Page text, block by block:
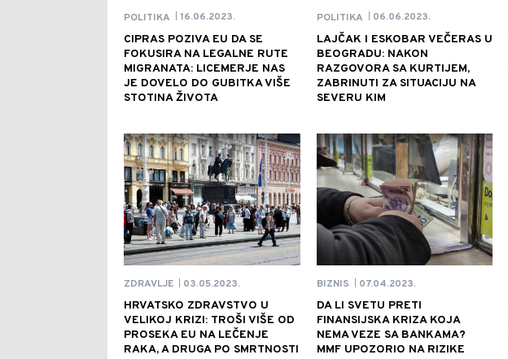
POLITIKA 16.06.2023.
CIPRAS POZIVA EU DA SE
FOKUSIRA NA LEGALNE RUTE
MIGRANATA: LICEMERJE NAS
JE DOVELO DO GUBITKA VIŠE
STOTINA ŽIVOTA
POLITIKA 06.06.2023.
LAJČAK I ESKOBAR VEČERAS U
BEOGRADU: NAKON
RAZGOVORA SA KURTIJEM,
ZABRINUTI ZA SITUACIJU NA
SEVERU KIM
ZDRAVLJE 03.05.2023.
HRVATSKO ZDRAVSTVO U
VELIKOJ KRIZI: TROŠI VIŠE OD
PROSEKA EU NA LEČENJE
RAKA, A DRUGA PO SMRTNOSTI
BIZNIS 07.04.2023.
DA LI SVETU PRETI
FINANSIJSKA KRIZA KOJA
NEMA VEZE SA BANKAMA?
MMF UPOZORIO NA RIZIKE